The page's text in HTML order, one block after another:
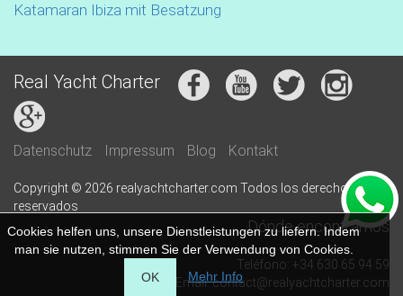
Katamaran Ibiza mit Besatzung
Real Yacht Charter
Datenschutz Impressum Blog Kontakt
Copyright © 2026 realyachtcharter.com Todos los derechos
reservados
Dónde encontrarnos
Teléfono: +34 630 65 94 59
Email: contact@realyachtcharter.com
Cookies helfen uns, unsere Dienstleistungen zu liefern. Indem
man sie nutzen, stimmen Sie der Verwendung von Cookies.
OK
Mehr Info